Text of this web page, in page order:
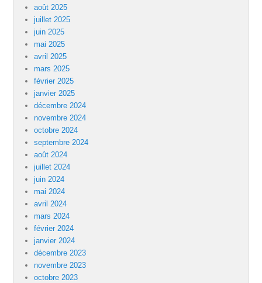
août 2025
juillet 2025
juin 2025
mai 2025
avril 2025
mars 2025
février 2025
janvier 2025
décembre 2024
novembre 2024
octobre 2024
septembre 2024
août 2024
juillet 2024
juin 2024
mai 2024
avril 2024
mars 2024
février 2024
janvier 2024
décembre 2023
novembre 2023
octobre 2023